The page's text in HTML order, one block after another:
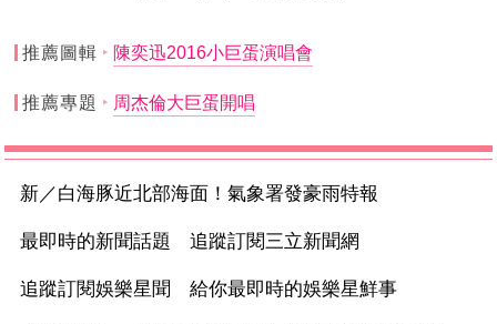
推薦圖輯 陳奕迅2016小巨蛋演唱會
推薦專題 周杰倫大巨蛋開唱
新／白海豚近北部海面！氣象署發豪雨特報
最即時的新聞話題 追蹤訂閱三立新聞網
追蹤訂閱娛樂星聞 給你最即時的娛樂星鮮事